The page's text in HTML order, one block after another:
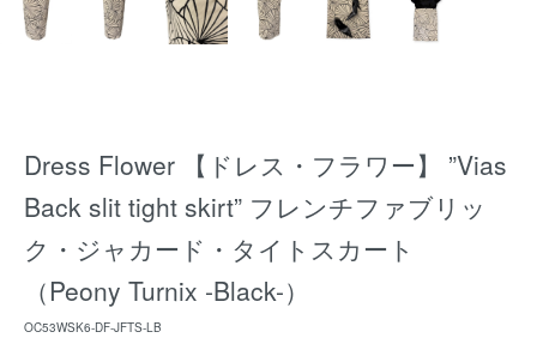
Dress Flower 【ドレス・フラワー】 ”Vias
Back slit tight skirt” フレンチファブリッ
ク・ジャカード・タイトスカート
（Peony Turnix -Black-）
OC53WSK6-DF-JFTS-LB